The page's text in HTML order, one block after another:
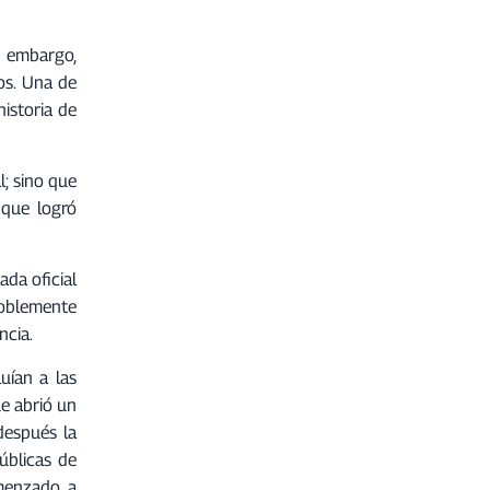
Una de
de
sino que
logró
oficial
a las
abrió un
la
de